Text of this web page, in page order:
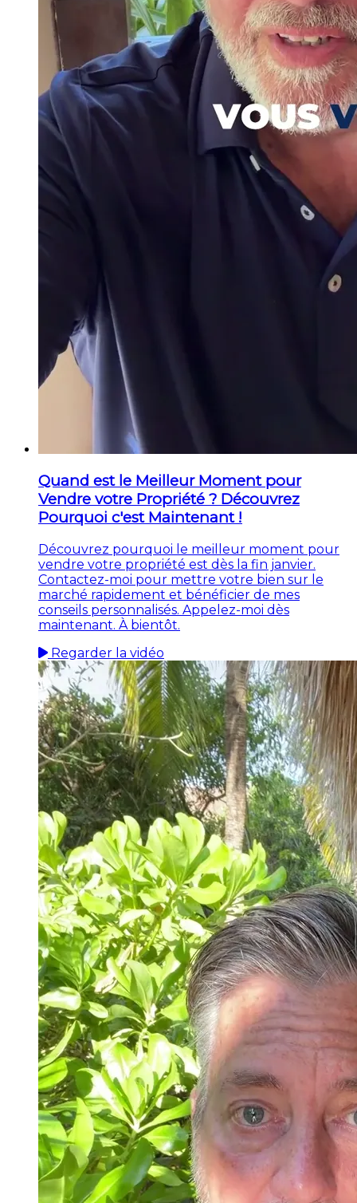
Quand est le Meilleur Moment pour
Vendre votre Propriété ? Découvrez
Pourquoi c'est Maintenant !
Découvrez pourquoi le meilleur moment pour
vendre votre propriété est dès la fin janvier.
Contactez-moi pour mettre votre bien sur le
marché rapidement et bénéficier de mes
conseils personnalisés. Appelez-moi dès
maintenant. À bientôt.
Regarder la vidéo